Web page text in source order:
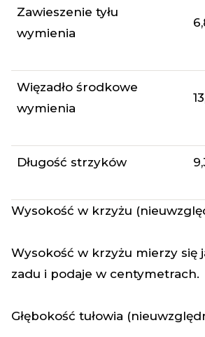
Zawieszenie tyłu
wymienia
Więzadło środkowe
wymienia
Długość strzyków
Wysokość w krzyżu
Wysokość w krzyżu mierzy się
zadu i podaje w centymetrach.
Głębokość tułowia